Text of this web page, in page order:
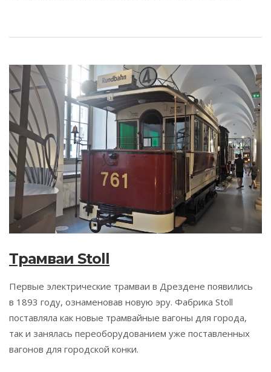
Трамваи Stoll
Первые электрические трамваи в Дрездене появились
в 1893 году, ознаменовав новую эру. Фабрика Stoll
поставляла как новые трамвайные вагоны для города,
так и занялась переоборудованием уже поставленных
вагонов для городской конки.